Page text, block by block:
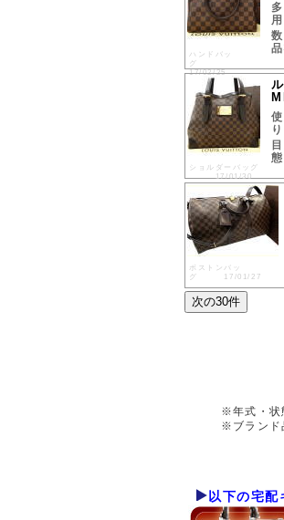
ハンドバッ
グ
17/02/25
ショルダーバッグ
17/01/30
ボストンバッ
グ 17/01/27
※年式・状
※ブランド
以下の宅